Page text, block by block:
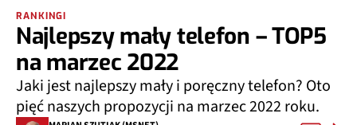
RANKINGI
Najlepszy mały telefon – TOP5
na marzec 2022
Jaki jest najlepszy mały i poręczny telefon? Oto
pięć naszych propozycji na marzec 2022 roku.